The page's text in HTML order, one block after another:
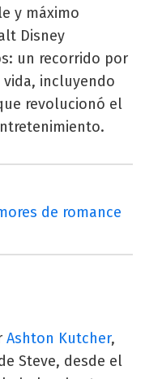
y máximo
Disney
un recorrido por
incluyendo
revolucionó el
de romance
Ashton Kutcher,
Steve, desde el